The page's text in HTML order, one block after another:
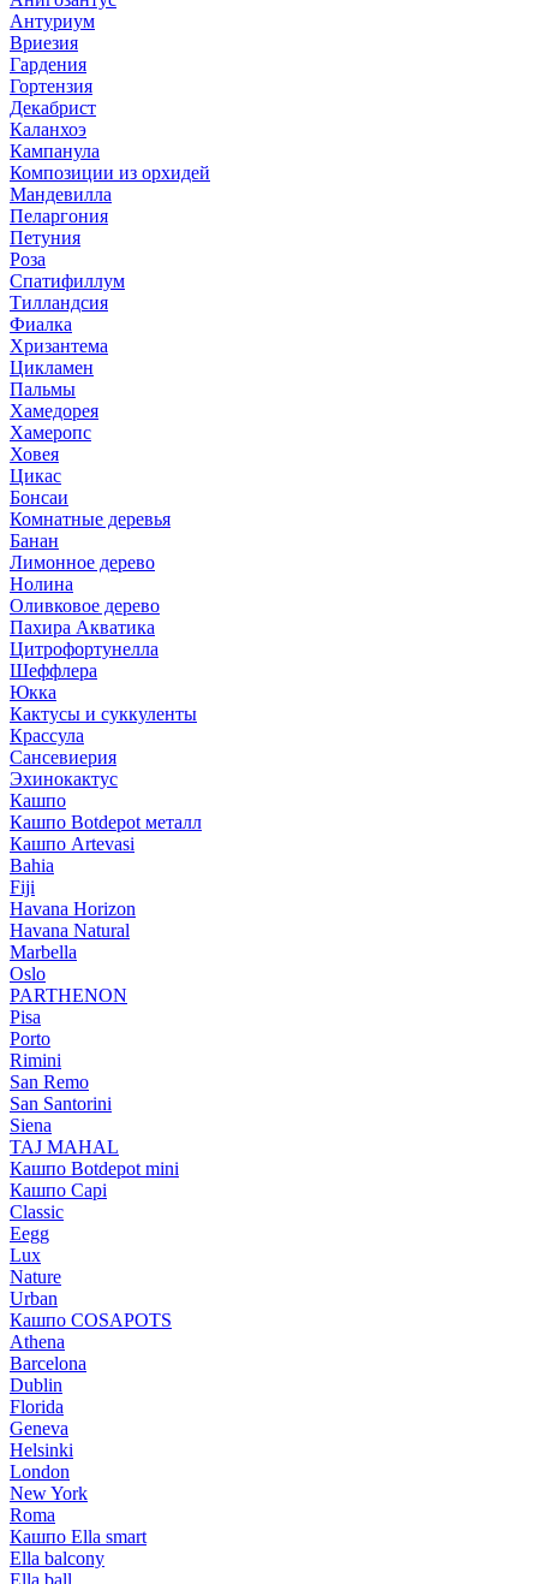
Антуриум
Вриезия
Гардения
Гортензия
Декабрист
Каланхоэ
Кампанула
Композиции из орхидей
Мандевилла
Пеларгония
Петуния
Роза
Спатифиллум
Тилландсия
Фиалка
Хризантема
Цикламен
Пальмы
Хамедорея
Хамеропс
Ховея
Цикас
Бонсаи
Комнатные деревья
Банан
Лимонное дерево
Нолина
Оливковое дерево
Пахира Акватика
Цитрофортунелла
Шеффлера
Юкка
Кактусы и суккуленты
Крассула
Сансевиерия
Эхинокактус
Кашпо
Кашпо Botdepot металл
Кашпо Artevasi
Bahia
Fiji
Havana Horizon
Havana Natural
Marbella
Oslo
PARTHENON
Pisa
Porto
Rimini
San Remo
San Santorini
Siena
TAJ MAHAL
Кашпо Botdepot mini
Кашпо Capi
Classic
Eegg
Lux
Nature
Urban
Кашпо COSAPOTS
Athena
Barcelona
Dublin
Florida
Geneva
Helsinki
London
New York
Roma
Кашпо Ella smart
Ella balcony
Ella ball